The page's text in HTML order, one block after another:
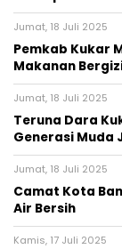
Jumat, 18 Juli 2025
Pemkab Kukar
Makanan
Jumat, 18 Juli 2025
Teruna Dara
Generasi Muda
Jumat, 18 Juli 2025
Camat Kota
Air Bersih
Kamis, 17 Juli 2025